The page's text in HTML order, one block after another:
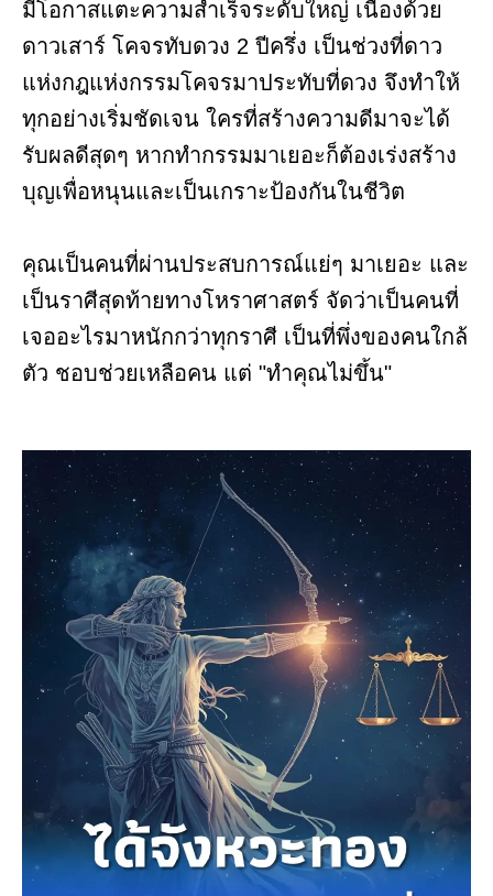
มีโอกาสแตะความสำเร็จระดับใหญ่ เนื่องด้วย
ดาวเสาร์ โคจรทับดวง 2 ปีครึ่ง เป็นช่วงที่ดาว
แห่งกฎแห่งกรรมโคจรมาประทับที่ดวง จึงทำให้
ทุกอย่างเริ่มชัดเจน ใครที่สร้างความดีมาจะได้
รับผลดีสุดๆ หากทำกรรมมาเยอะก็ต้องเร่งสร้าง
บุญเพื่อหนุนและเป็นเกราะป้องกันในชีวิต
คุณเป็นคนที่ผ่านประสบการณ์แย่ๆ มาเยอะ และ
เป็นราศีสุดท้ายทางโหราศาสตร์ จัดว่าเป็นคนที่
เจออะไรมาหนักกว่าทุกราศี เป็นที่พึ่งของคนใกล้
ตัว ชอบช่วยเหลือคน แต่ "ทำคุณไม่ขึ้น"